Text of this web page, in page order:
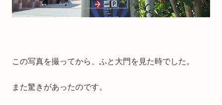
この写真を撮ってから、ふと大門を見た時でした。
また驚きがあったのです。